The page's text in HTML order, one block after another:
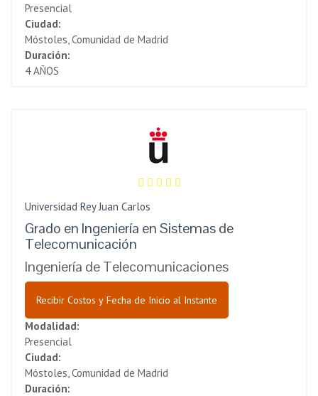
Presencial
Ciudad:
Móstoles, Comunidad de Madrid
Duración:
4 AÑOS
Universidad Rey Juan Carlos
Grado en Ingeniería en Sistemas de
Telecomunicación
Ingeniería de Telecomunicaciones
Recibir Costos y Fecha de Inicio al Instante
Modalidad:
Presencial
Ciudad:
Móstoles, Comunidad de Madrid
Duración: